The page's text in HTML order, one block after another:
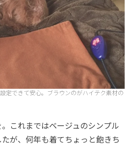
定できて安心。ブラウンのがハイテク素材の
これまではベージュのシンプル
が、何年も着てちょっと飽きち